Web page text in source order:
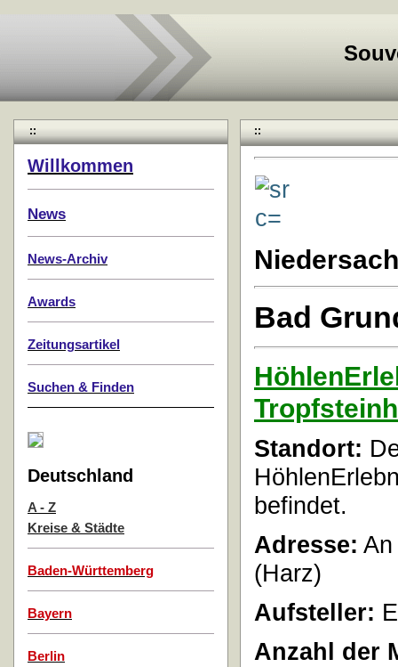
::
Willkommen
News
News-Archiv
Awards
Zeitungsartikel
Suchen & Finden
Deutschland
A - Z
Kreise & Städte
Baden-Württemberg
Bayern
Berlin
::
Bad
Standort:
befindet.
Adresse:
(Harz)
Aufsteller:
Anzahl der